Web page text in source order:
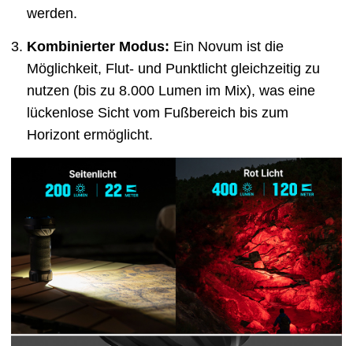
werden.
Kombinierter Modus: Ein Novum ist die
Möglichkeit, Flut- und Punktlicht gleichzeitig zu
nutzen (bis zu 8.000 Lumen im Mix), was eine
lückenlose Sicht vom Fußbereich bis zum
Horizont ermöglicht.